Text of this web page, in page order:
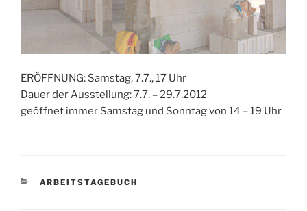
ERÖFFNUNG: Samstag, 7.7., 17 Uhr
Dauer der Ausstellung: 7.7. – 29.7.2012
geöffnet immer Samstag und Sonntag von 14 – 19 Uhr
KATEGORIEN
ARBEITSTAGEBUCH